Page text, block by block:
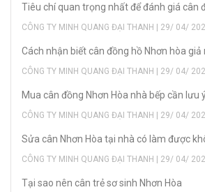
Tiêu chí quan trọng nhất để đánh giá cân
CÔNG TY MINH QUANG ĐẠI THANH | 29/ 04/
Cách nhận biết cân đồng hồ Nhơn hòa giả
CÔNG TY MINH QUANG ĐẠI THANH | 29/ 04/
Mua cân đồng Nhơn Hòa nhà bếp cần lưu
CÔNG TY MINH QUANG ĐẠI THANH | 29/ 04/
Sửa cân Nhơn Hòa tại nhà có làm được
CÔNG TY MINH QUANG ĐẠI THANH | 29/ 04/
Tại sao nên cân trẻ sơ sinh Nhơn Hòa